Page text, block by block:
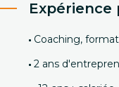
Expérience
Coaching,
2 ans